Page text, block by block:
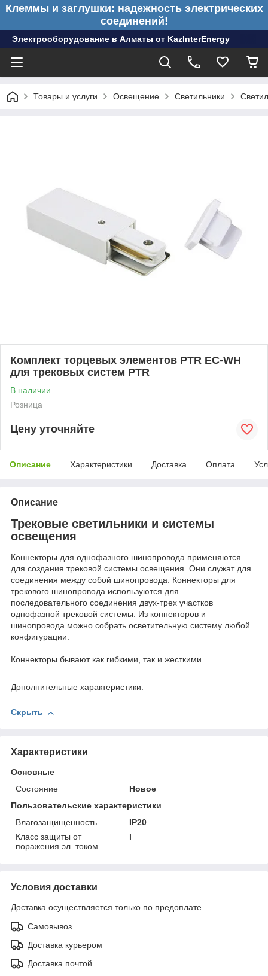
Клеммы и заглушки: надежность электрических
соединений!
Электрооборудование в Алматы от KazInterEnergy
Товары и услуги Освещение Светильники
Комплект торцевых элементов PTR EC-WH
для трековых систем PTR
В наличии
Розница
Цену уточняйте
Описание Характеристики Доставка Оплата
Описание
Трековые светильники и системы
освещения
Коннекторы для однофазного шинопровода применяются
для создания трековой системы освещения. Они служат для
соединения между собой шинопровода. Коннекторы для
трекового шинопровода используются для
последовательного соединения двух-трех участков
однофазной трековой системы. Из коннекторов и
шинопровода можно собрать осветительную систему любой
конфигурации.
Коннекторы бывают как гибкими, так и жесткими.
Дополнительные характеристики:
Скрыть
Характеристики
Основные
Состояние
Новое
Пользовательские характеристики
Влагозащищенность
IP20
Класс защиты от
поражения эл. током
l
Условия доставки
Доставка осуществляется только по предоплате.
Самовывоз
Доставка курьером
Доставка почтой